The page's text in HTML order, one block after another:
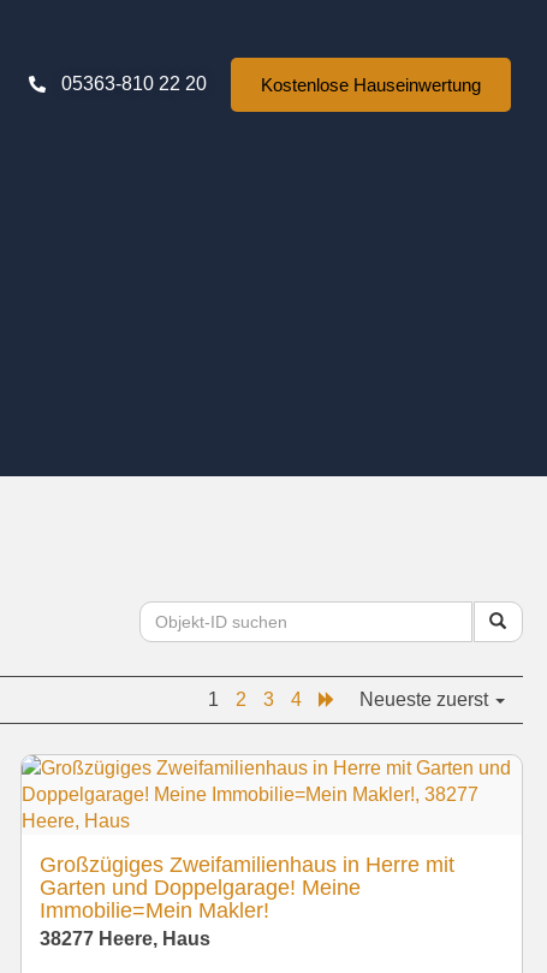
05363-810 22 20 Kostenlose Hauseinwertung
1 2 3 4 Neueste zuerst
Großzügiges Zweifamilienhaus in Herre mit
Garten und Doppelgarage! Meine
Immobilie=Mein Makler!
38277 Heere, Haus